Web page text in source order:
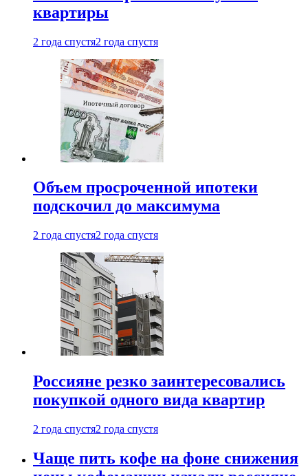
квартиры
2 года спустя2 года спустя
Объем просроченной ипотеки
подскочил до максимума
2 года спустя2 года спустя
Россияне резко заинтересовались
покупкой одного вида квартир
2 года спустя2 года спустя
Чаще пить кофе на фоне снижения